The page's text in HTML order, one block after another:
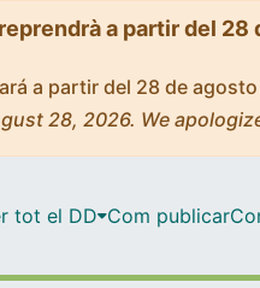
a partir del 28
a partir del 28 de
28, 2026. We
tot el DD Com publicar